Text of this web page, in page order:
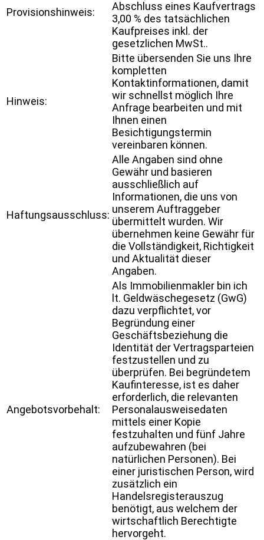
Provisionshinweis:
Abschluss eines Kaufvertrags
3,00 % des tatsächlichen
Kaufpreises inkl. der
gesetzlichen MwSt..
Hinweis:
Bitte übersenden Sie uns Ihre
kompletten
Kontaktinformationen, damit
wir schnellst möglich Ihre
Anfrage bearbeiten und mit
Ihnen einen
Besichtigungstermin
vereinbaren können.
Haftungsausschluss:
Alle Angaben sind ohne
Gewähr und basieren
ausschließlich auf
Informationen, die uns von
unserem Auftraggeber
übermittelt wurden. Wir
übernehmen keine Gewähr für
die Vollständigkeit, Richtigkeit
und Aktualität dieser
Angaben.
Angebotsvorbehalt:
Als Immobilienmakler bin ich
lt. Geldwäschegesetz (GwG)
dazu verpflichtet, vor
Begründung einer
Geschäftsbeziehung die
Identität der Vertragsparteien
festzustellen und zu
überprüfen. Bei begründetem
Kaufinteresse, ist es daher
erforderlich, die relevanten
Personalausweisedaten
mittels einer Kopie
festzuhalten und fünf Jahre
aufzubewahren (bei
natürlichen Personen). Bei
einer juristischen Person, wird
zusätzlich ein
Handelsregisterauszug
benötigt, aus welchem der
wirtschaftlich Berechtigte
hervorgeht.